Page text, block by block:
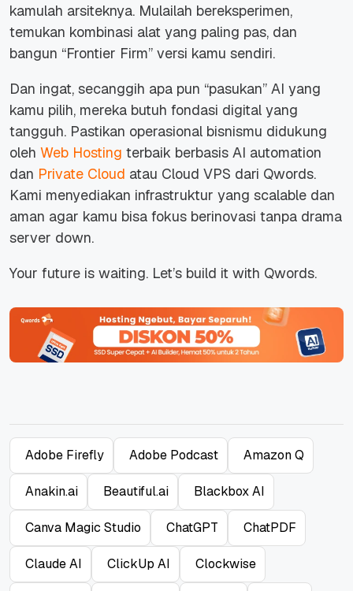
kamulah arsiteknya. Mulailah bereksperimen,
temukan kombinasi alat yang paling pas, dan
bangun “Frontier Firm” versi kamu sendiri.
Dan ingat, secanggih apa pun “pasukan” AI yang
kamu pilih, mereka butuh fondasi digital yang
tangguh. Pastikan operasional bisnismu didukung
oleh Web Hosting terbaik berbasis AI automation
dan Private Cloud atau Cloud VPS dari Qwords.
Kami menyediakan infrastruktur yang scalable dan
aman agar kamu bisa fokus berinovasi tanpa drama
server down.
Your future is waiting. Let’s build it with Qwords.
Adobe Firefly Adobe Podcast Amazon Q
Anakin.ai Beautiful.ai Blackbox AI
Canva Magic Studio ChatGPT ChatPDF
Claude AI ClickUp AI Clockwise